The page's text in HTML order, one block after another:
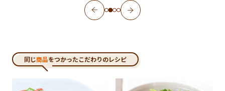
同じ商品をつかったこだわりのレシピ